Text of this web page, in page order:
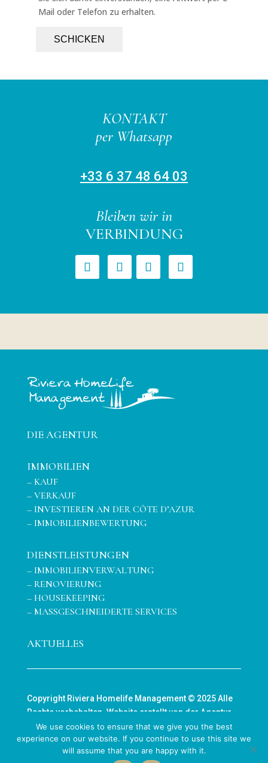
Mail oder Telefon zu erhalten.
KONTAKT
per Whatsapp
+33 6 37 48 64 03
Bleiben wir in
VERBINDUNG
DIE AGENTUR
IMMOBILIEN
– KAUF
– VERKAUF
– INVESTIEREN AN DER CÔTE D’AZUR
– IMMOBILIENBEWERTUNG
DIENSTLEISTUNGEN
– IMMOBILIENVERWALTUNG
– RENOVIERUNG
– HOUSEKEEPING
– MASSGESCHNEIDERTE SERVICES
AKTUELLES
Copyright Riviera Homelife Management © 2025 Alle
Rechte vorbehalten. Website erstellt von der Agentur
BASE SUD .Impressum
We use cookies to ensure that we give you the best
experience on our website. If you continue to use this site we
will assume that you are happy with it.